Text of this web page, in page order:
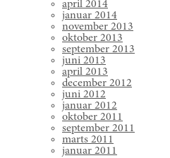
april 2014
januar 2014
november 2013
oktober 2013
september 2013
juni 2013
april 2013
december 2012
juni 2012
januar 2012
oktober 2011
september 2011
marts 2011
januar 2011